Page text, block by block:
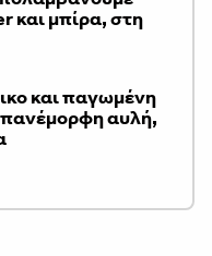
και μπίρα, στη
και παγωμένη
πανέμορφη αυλή,